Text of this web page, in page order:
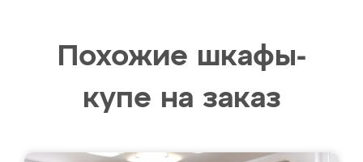
Похожие шкафы-
купе на заказ